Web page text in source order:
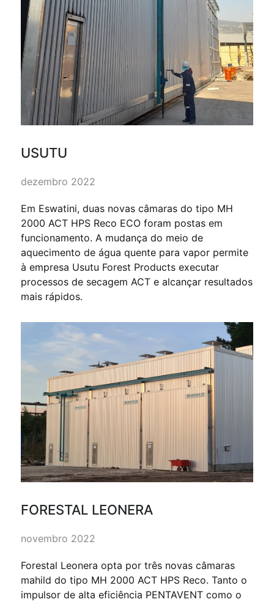
USUTU
dezembro 2022
Em Eswatini, duas novas câmaras do tipo MH
2000 ACT HPS Reco ECO foram postas em
funcionamento. A mudança do meio de
aquecimento de água quente para vapor permite
à empresa Usutu Forest Products executar
processos de secagem ACT e alcançar resultados
mais rápidos.
FORESTAL LEONERA
novembro 2022
Forestal Leonera opta por três novas câmaras
mahild do tipo MH 2000 ACT HPS Reco. Tanto o
impulsor de alta eficiência PENTAVENT como o